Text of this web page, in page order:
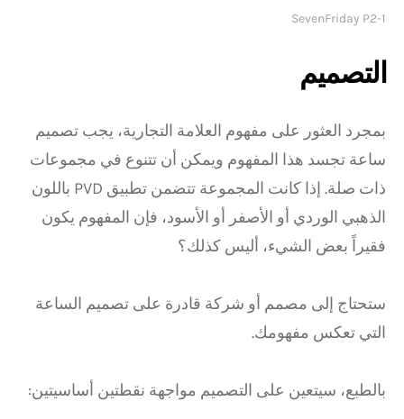
SevenFriday P2-1
التصميم
بمجرد العثور على مفهوم العلامة التجارية، يجب تصميم
ساعة تجسد هذا المفهوم ويمكن أن تتنوع في مجموعات
ذات صلة. إذا كانت المجموعة تتضمن تطبيق PVD باللون
الذهبي الوردي أو الأصفر أو الأسود، فإن المفهوم يكون
فقيراً بعض الشيء، أليس كذلك؟
ستحتاج إلى مصمم أو شركة قادرة على تصميم الساعة
التي تعكس مفهومك.
بالطبع، سيتعين على التصميم مواجهة نقطتين أساسيتين: